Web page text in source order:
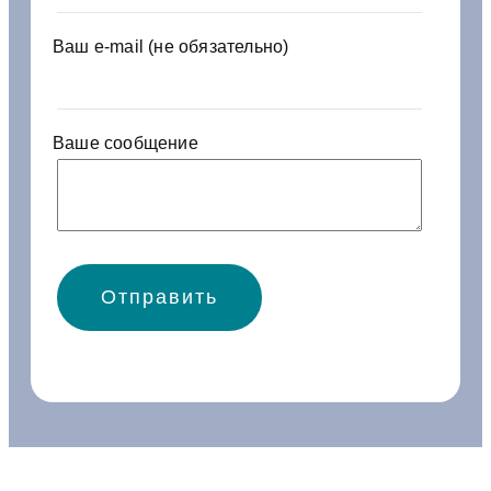
0
9
Я
М
З
Ваш e-mail (не обязательно)
Ваше сообщение